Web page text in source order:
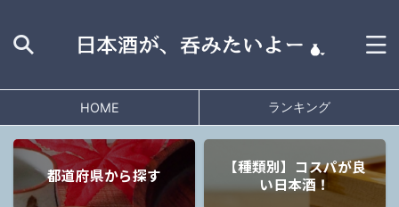
HOME ランキング
都道府県から探す
【種類別】コスパが良
い日本酒！